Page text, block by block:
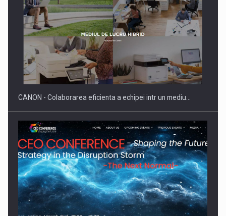
SAPTE PERSONALITATI DIN MEDIUL DE AFACERI, ACADEMIC
SI INSTITUTIONAL…
Hard Enduro Piatra Craiului 2026, fueled by benzinariile RO…
CANON - Colaborarea eficienta a echipei intr un mediu…